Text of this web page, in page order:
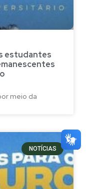
estudantes
meio da
NOTÍCIAS